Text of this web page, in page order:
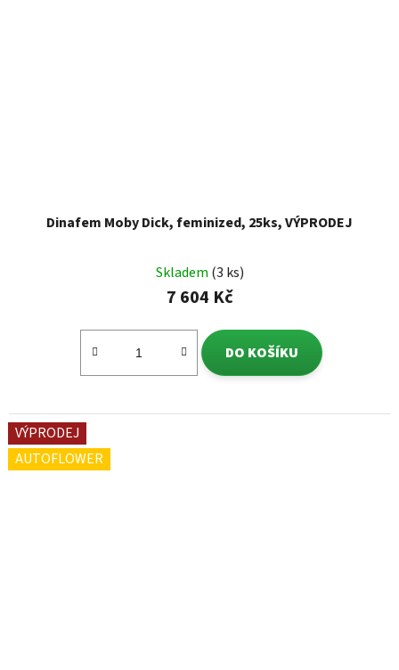
Dinafem Moby Dick, feminized, 25ks, VÝPRODEJ
Skladem (3 ks)
7 604 Kč
DO KOŠÍKU
VÝPRODEJ
AUTOFLOWER